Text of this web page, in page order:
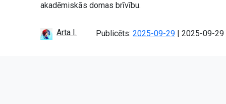
akadēmiskās domas brīvību.
Arta I. Publicēts: 2025-09-29 Atjaunots:
2025-09-29